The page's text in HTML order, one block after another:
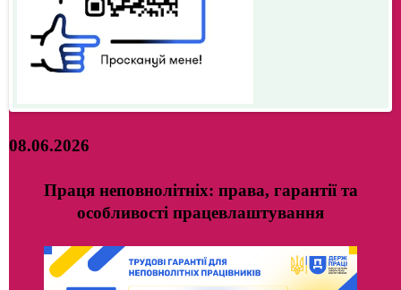
08.06.2026
Праця неповнолітніх: права, гарантії та
особливості працевлаштування